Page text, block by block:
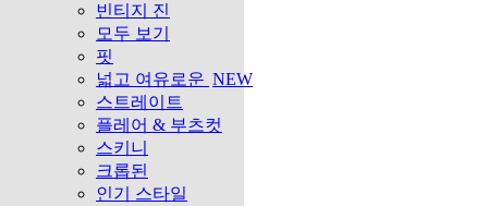
빈티지 진
모두 보기
핏
넓고 여유로운 NEW
스트레이트
플레어 & 부츠컷
스키니
크롭된
인기 스타일